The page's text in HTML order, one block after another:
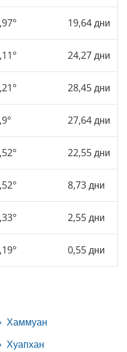
19,64 дни
24,27 дни
28,45 дни
27,64 дни
22,55 дни
8,73 дни
2,55 дни
0,55 дни
Хаммуан
Хуапхан